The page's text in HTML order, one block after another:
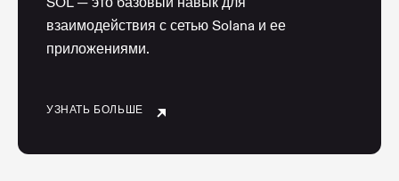
взаимодействия с сетью Solana и ее
приложениями.
УЗНАТЬ БОЛЬШЕ